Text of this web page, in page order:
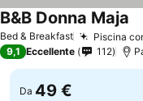
Bed & Breakfast Piscina
B&B Donna Maja
9,1 Eccellente 112
Da 49 €